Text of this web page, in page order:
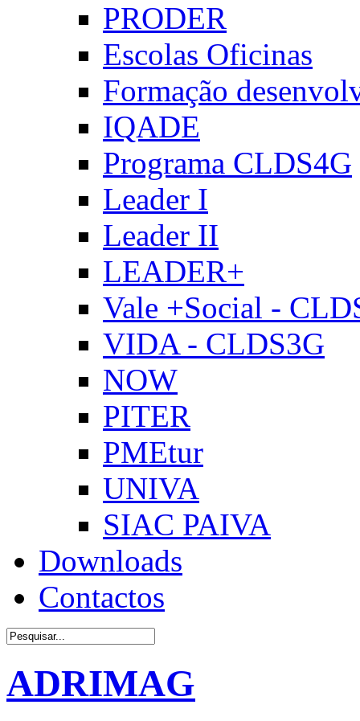
PRODER
Escolas Oficinas
Formação
IQADE
Programa CLDS4G
Leader I
Leader II
LEADER+
Vale +Social -
VIDA - CLDS3G
NOW
PITER
PMEtur
UNIVA
SIAC PAIVA
Downloads
Contactos
ADRIMAG